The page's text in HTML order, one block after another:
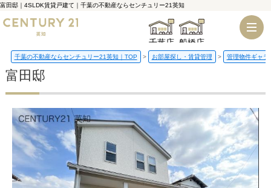
富田邸｜4SLDK賃貸戸建て｜千葉の不動産ならセンチュリー21英知
千葉店 船橋店
千葉の不動産ならセンチュリー21英知｜TOP お部屋探し・賃貸管理 管理物件ギャラ
富田邸